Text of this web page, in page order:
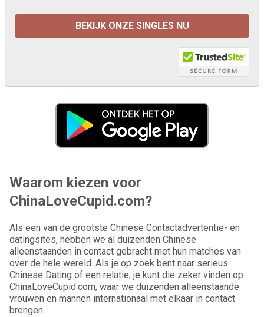
Waarom kiezen voor
ChinaLoveCupid.com?
Als een van de grootste Chinese Contactadvertentie- en
datingsites, hebben we al duizenden Chinese
alleenstaanden in contact gebracht met hun matches van
over de hele wereld. Als je op zoek bent naar serieus
Chinese Dating of een relatie, je kunt die zeker vinden op
ChinaLoveCupid.com, waar we duizenden alleenstaande
vrouwen en mannen internationaal met elkaar in contact
brengen.